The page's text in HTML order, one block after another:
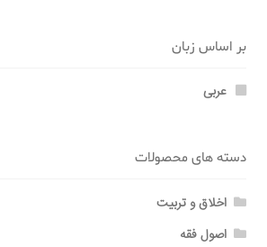
بر اساس زبان
عربی
دسته های محصولات
اخلاق و تربیت
اصول فقه